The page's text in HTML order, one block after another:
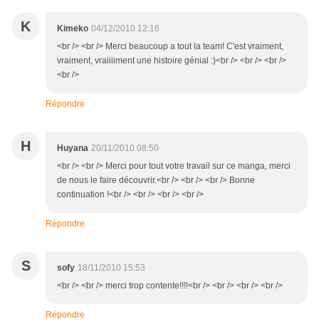
K Kimeko 04/12/2010 12:16
<br /> <br /> Merci beaucoup a tout la team! C'est vraiment,
vraiment, vraiiiiment une histoire génial :)<br /> <br /> <br />
<br />
Répondre
H Huyana 20/11/2010 08:50
<br /> <br /> Merci pour tout votre travail sur ce manga, merci
de nous le faire découvrir.<br /> <br /> <br /> Bonne
continuation !<br /> <br /> <br /> <br />
Répondre
S sofy 18/11/2010 15:53
<br /> <br /> merci trop contente!!!!<br /> <br /> <br /> <br />
Répondre